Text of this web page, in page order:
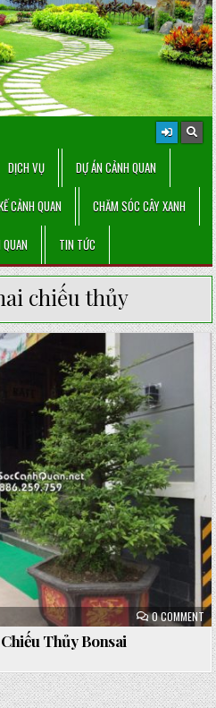
DỊCH VỤ DỰ ÁN CẢNH QUAN
CẢNH QUAN CHĂM SÓC CÂY XANH
TIN TỨC
chiếu thủy
0 COMMENTON
Thủy Bonsai